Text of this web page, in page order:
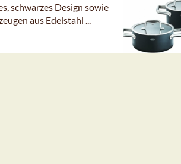
schwarzes Design sowie
aus Edelstahl ...